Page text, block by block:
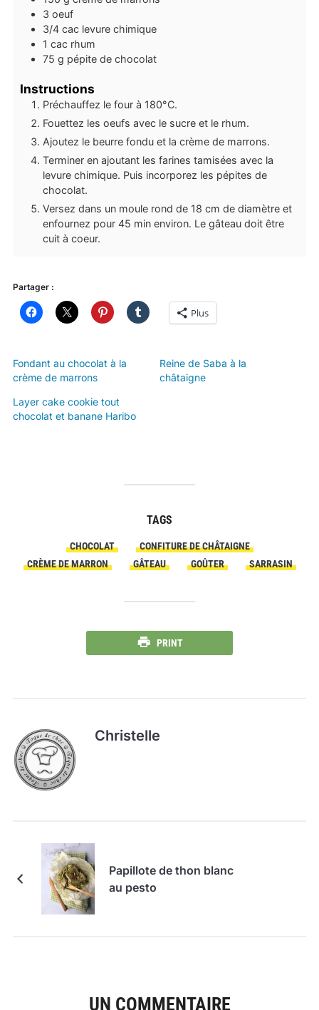
3 oeuf
3/4 cac levure chimique
1 cac rhum
75 g pépite de chocolat
Instructions
Préchauffez le four à 180°C.
Fouettez les oeufs avec le sucre et le rhum.
Ajoutez le beurre fondu et la crème de marrons.
Terminer en ajoutant les farines tamisées avec la
levure chimique. Puis incorporez les pépites de
chocolat.
Versez dans un moule rond de 18 cm de diamètre et
enfournez pour 45 min environ. Le gâteau doit être
cuit à coeur.
Partager :
Plus
Fondant au chocolat à la
crème de marrons
Reine de Saba à la
châtaigne
Layer cake cookie tout
chocolat et banane Haribo
TAGS
CHOCOLAT
CONFITURE DE CHÂTAIGNE
CRÈME DE MARRON
GÂTEAU GOÛTER SARRASIN
PRINT
Christelle
Papillote de thon blanc
au pesto
UN COMMENTAIRE